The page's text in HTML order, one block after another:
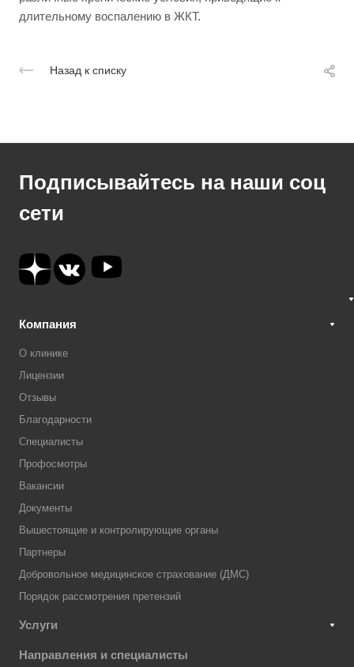
длительному воспалению в ЖКТ.
Назад к списку
Подписывайтесь на наши соц
сети
Компания
О клинике
Лицензии
Отзывы
Благодарности
Специалисты
Профосмотры
Вакансии
Документы
Вышестоящие и контролирующие органы
Партнеры
Добровольное медицинское страхование (ДМС)
Порядок рассмотрения претензий
Услуги
Направления и специалисты